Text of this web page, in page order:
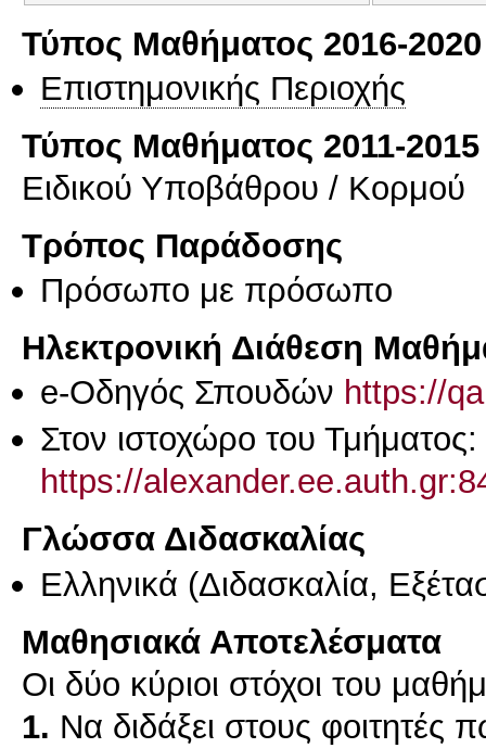
Τύπος Μαθήματος 2016-2020
Επιστημονικής Περιοχής
Τύπος Μαθήματος 2011-2015
Ειδικού Υποβάθρου / Κορμού
Τρόπος Παράδοσης
Πρόσωπο με πρόσωπο
Ηλεκτρονική Διάθεση
e-Οδηγός Σπουδών https://
Στον ιστοχώρο του Τμήματος:
https://
Γλώσσα Διδασκαλίας
Ελληνικά (Διδασκαλία,
Μαθησιακά Αποτελέσματα
1. Nα διδάξει στους φοιτητές